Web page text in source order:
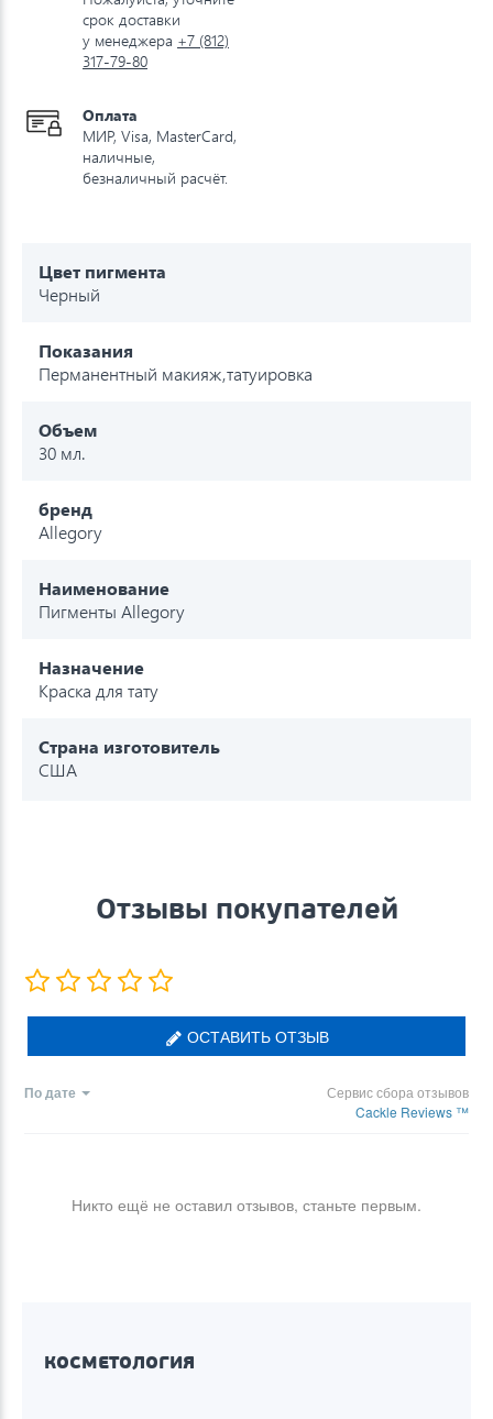
срок доставки
у менеджера +7 (812)
317-79-80
Оплата
МИР, Visa, MasterCard,
наличные,
безналичный расчёт.
Цвет пигмента
Черный
Показания
Перманентный макияж,татуировка
Объем
30 мл.
бренд
Allegory
Наименование
Пигменты Allegory
Назначение
Краска для тату
Страна изготовитель
США
Отзывы покупателей
ОСТАВИТЬ ОТЗЫВ
По дате
Сервис сбора отзывов
Cackle Reviews ™
Никто ещё не оставил отзывов, станьте первым.
КОСМЕТОЛОГИЯ